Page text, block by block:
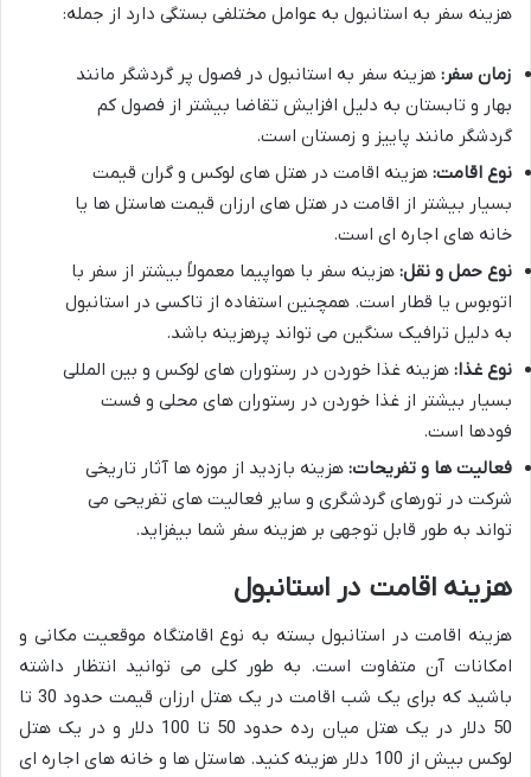
هزینه سفر به استانبول به عوامل مختلفی بستگی دارد از جمله:
زمان سفر: هزینه سفر به استانبول در فصول پر گردشگر مانند
بهار و تابستان به دلیل افزایش تقاضا بیشتر از فصول کم
گردشگر مانند پاییز و زمستان است.
نوع اقامت: هزینه اقامت در هتل های لوکس و گران قیمت
بسیار بیشتر از اقامت در هتل های ارزان قیمت هاستل ها یا
خانه های اجاره ای است.
نوع حمل و نقل: هزینه سفر با هواپیما معمولاً بیشتر از سفر با
اتوبوس یا قطار است. همچنین استفاده از تاکسی در استانبول
به دلیل ترافیک سنگین می تواند پرهزینه باشد.
نوع غذا: هزینه غذا خوردن در رستوران های لوکس و بین المللی
بسیار بیشتر از غذا خوردن در رستوران های محلی و فست
فودها است.
فعالیت ها و تفریحات: هزینه بازدید از موزه ها آثار تاریخی
شرکت در تورهای گردشگری و سایر فعالیت های تفریحی می
تواند به طور قابل توجهی بر هزینه سفر شما بیفزاید.
هزینه اقامت در استانبول
هزینه اقامت در استانبول بسته به نوع اقامتگاه موقعیت مکانی و
امکانات آن متفاوت است. به طور کلی می توانید انتظار داشته
باشید که برای یک شب اقامت در یک هتل ارزان قیمت حدود 30 تا
50 دلار در یک هتل میان رده حدود 50 تا 100 دلار و در یک هتل
لوکس بیش از 100 دلار هزینه کنید. هاستل ها و خانه های اجاره ای